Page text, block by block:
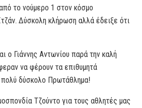
το νούμερο 1 στον κόσμο
Δύσκολη κλήρωση αλλά έδειξε ότι
ο Γιάννης Αντωνίου παρά την καλή
να φέρουν τα επιθυμητά
δύσκολο Πρωτάθλημα!
Τζούντο για τους αθλητές μας